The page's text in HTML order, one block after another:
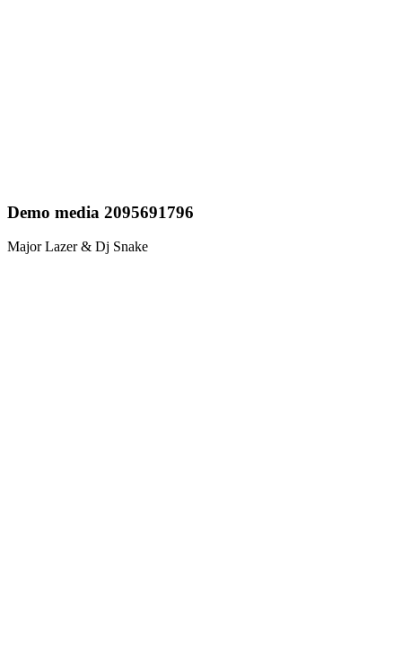
Demo media 2095691796
Major Lazer & Dj Snake